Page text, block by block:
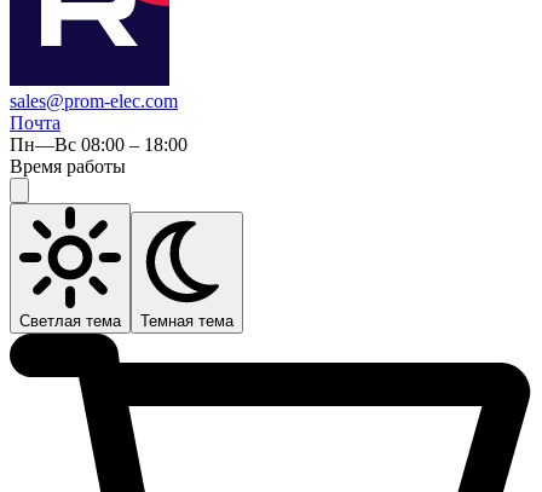
sales@prom-elec.com
Почта
Пн—Вс 08:00 – 18:00
Время работы
Светлая тема Темная тема